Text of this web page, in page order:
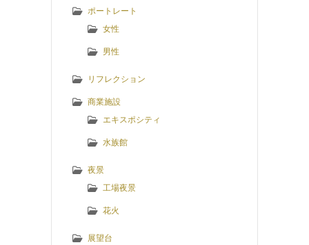
ポートレート
女性
男性
リフレクション
商業施設
エキスポシティ
水族館
夜景
工場夜景
花火
展望台